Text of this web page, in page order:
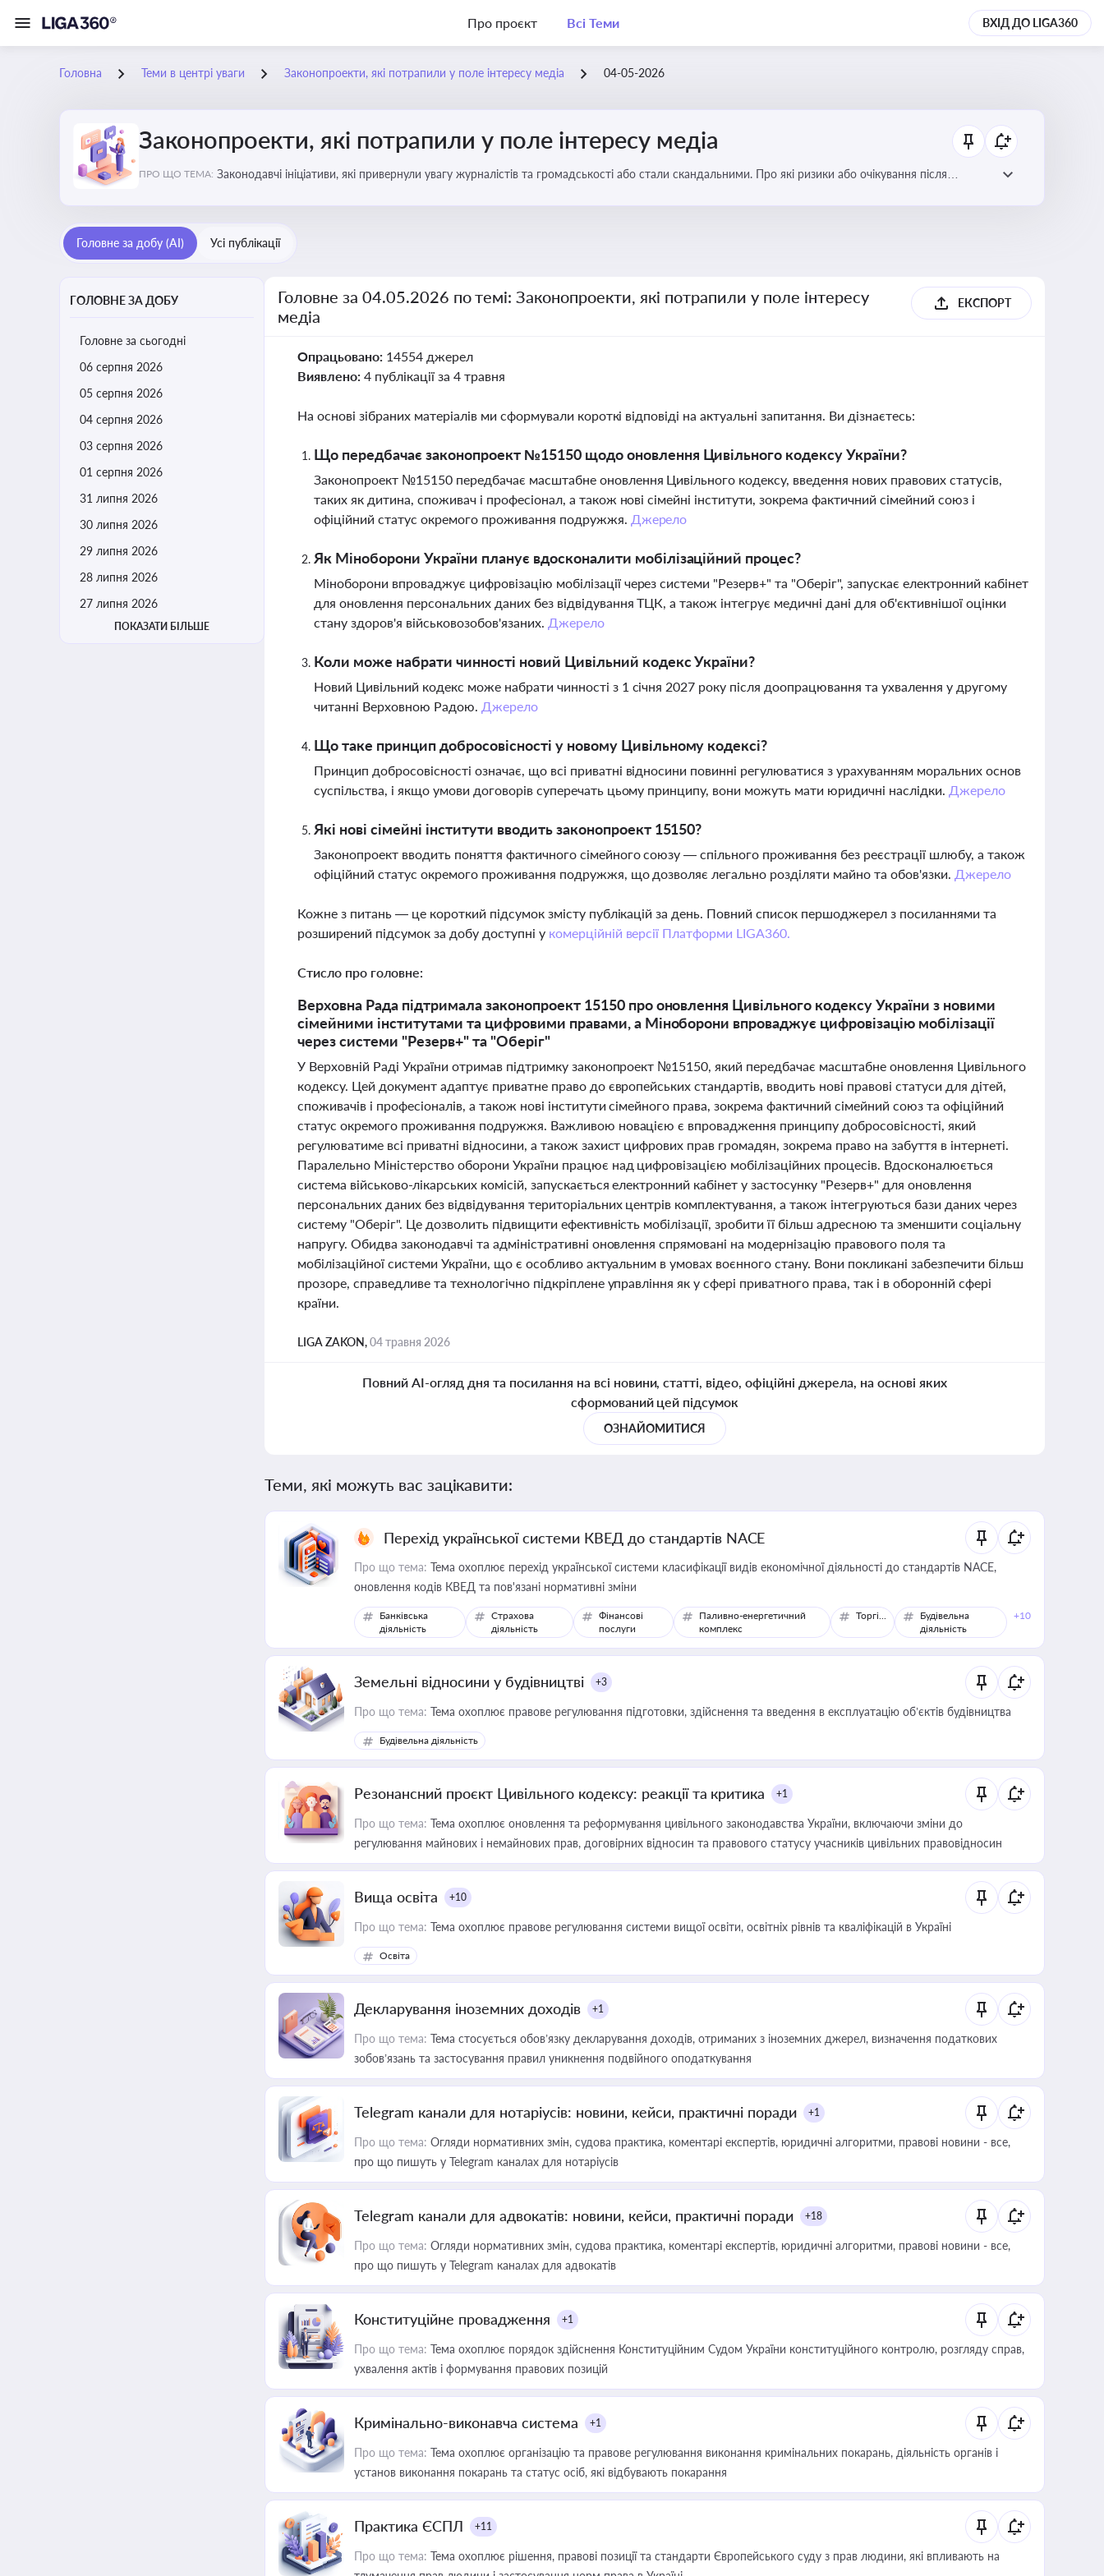
Про проєкт Всі Теми ВХІД ДО LIGA360
Головна Теми в центрі уваги Законопроекти, які потрапили у поле інтересу медіа 04-05-2026
Законопроекти, які потрапили у поле інтересу медіа
ПРО ЩО ТЕМА: Законодавчі ініціативи, які привернули увагу журналістів та громадськості або стали скандальними. Про які ризики або очікування після
Головне за добу (AI) Усі публікації
ГОЛОВНЕ ЗА ДОБУ
Головне за сьогодні
06 серпня 2026
05 серпня 2026
04 серпня 2026
03 серпня 2026
01 серпня 2026
31 липня 2026
30 липня 2026
29 липня 2026
28 липня 2026
27 липня 2026
ПОКАЗАТИ БІЛЬШЕ
Головне за 04.05.2026 по темі: Законопроекти, які потрапили у поле інтересу
медіа
ЕКСПОРТ
Опрацьовано: 14554 джерел
Виявлено: 4 публікації за 4 травня
На основі зібраних матеріалів ми сформували короткі відповіді на актуальні запитання. Ви дізнаєтесь:
Що передбачає законопроект №15150 щодо оновлення Цивільного кодексу України?
Законопроект №15150 передбачає масштабне оновлення Цивільного кодексу, введення нових правових статусів,
таких як дитина, споживач і професіонал, а також нові сімейні інститути, зокрема фактичний сімейний союз і
офіційний статус окремого проживання подружжя. Джерело
Як Міноборони України планує вдосконалити мобілізаційний процес?
Міноборони впроваджує цифровізацію мобілізації через системи "Резерв+" та "Оберіг", запускає електронний кабінет
для оновлення персональних даних без відвідування ТЦК, а також інтегрує медичні дані для об'єктивнішої оцінки
стану здоров'я військовозобов'язаних. Джерело
Коли може набрати чинності новий Цивільний кодекс України?
Новий Цивільний кодекс може набрати чинності з 1 січня 2027 року після доопрацювання та ухвалення у другому
читанні Верховною Радою. Джерело
Що таке принцип добросовісності у новому Цивільному кодексі?
Принцип добросовісності означає, що всі приватні відносини повинні регулюватися з урахуванням моральних основ
суспільства, і якщо умови договорів суперечать цьому принципу, вони можуть мати юридичні наслідки. Джерело
Які нові сімейні інститути вводить законопроект 15150?
Законопроект вводить поняття фактичного сімейного союзу — спільного проживання без реєстрації шлюбу, а також
офіційний статус окремого проживання подружжя, що дозволяє легально розділяти майно та обов'язки. Джерело
Кожне з питань — це короткий підсумок змісту публікацій за день. Повний список першоджерел з посиланнями та
розширений підсумок за добу доступні у комерційній версії Платформи LIGA360.
Стисло про головне:
Верховна Рада підтримала законопроект 15150 про оновлення Цивільного кодексу України з новими
сімейними інститутами та цифровими правами, а Міноборони впроваджує цифровізацію мобілізації
через системи "Резерв+" та "Оберіг"
У Верховній Раді України отримав підтримку законопроект №15150, який передбачає масштабне оновлення Цивільного
кодексу. Цей документ адаптує приватне право до європейських стандартів, вводить нові правові статуси для дітей,
споживачів і професіоналів, а також нові інститути сімейного права, зокрема фактичний сімейний союз та офіційний
статус окремого проживання подружжя. Важливою новацією є впровадження принципу добросовісності, який
регулюватиме всі приватні відносини, а також захист цифрових прав громадян, зокрема право на забуття в інтернеті.
Паралельно Міністерство оборони України працює над цифровізацією мобілізаційних процесів. Вдосконалюється
система військово-лікарських комісій, запускається електронний кабінет у застосунку "Резерв+" для оновлення
персональних даних без відвідування територіальних центрів комплектування, а також інтегруються бази даних через
систему "Оберіг". Це дозволить підвищити ефективність мобілізації, зробити її більш адресною та зменшити соціальну
напругу. Обидва законодавчі та адміністративні оновлення спрямовані на модернізацію правового поля та
мобілізаційної системи України, що є особливо актуальним в умовах воєнного стану. Вони покликані забезпечити більш
прозоре, справедливе та технологічно підкріплене управління як у сфері приватного права, так і в оборонній сфері
країни.
LIGA ZAKON,04 травня 2026
Повний AI-огляд дня та посилання на всі новини, статті, відео, офіційні джерела, на основі яких
сформований цей підсумок
ОЗНАЙОМИТИСЯ
Теми, які можуть вас зацікавити:
Перехід української системи КВЕД до стандартів NACE
Про що тема: Тема охоплює перехід української системи класифікації видів економічної діяльності до стандартів NACE,
оновлення кодів КВЕД та пов'язані нормативні зміни
Банківська
діяльність
Страхова
діяльність
Фінансові
послуги
Паливно-енергетичний
комплекс
Торгівля
Будівельна
діяльність
+10
Земельні відносини у будівництві +3
Про що тема: Тема охоплює правове регулювання підготовки, здійснення та введення в експлуатацію об’єктів будівництва
Будівельна діяльність
Резонансний проєкт Цивільного кодексу: реакції та критика +1
Про що тема: Тема охоплює оновлення та реформування цивільного законодавства України, включаючи зміни до
регулювання майнових і немайнових прав, договірних відносин та правового статусу учасників цивільних правовідносин
Вища освіта +10
Про що тема: Тема охоплює правове регулювання системи вищої освіти, освітніх рівнів та кваліфікацій в Україні
Освіта
Декларування іноземних доходів +1
Про що тема: Тема стосується обов’язку декларування доходів, отриманих з іноземних джерел, визначення податкових
зобов’язань та застосування правил уникнення подвійного оподаткування
Telegram канали для нотаріусів: новини, кейси, практичні поради +1
Про що тема: Огляди нормативних змін, судова практика, коментарі експертів, юридичні алгоритми, правові новини - все,
про що пишуть у Telegram каналах для нотаріусів
Telegram канали для адвокатів: новини, кейси, практичні поради +18
Про що тема: Огляди нормативних змін, судова практика, коментарі експертів, юридичні алгоритми, правові новини - все,
про що пишуть у Telegram каналах для адвокатів
Конституційне провадження +1
Про що тема: Тема охоплює порядок здійснення Конституційним Судом України конституційного контролю, розгляду справ,
ухвалення актів і формування правових позицій
Кримінально-виконавча система +1
Про що тема: Тема охоплює організацію та правове регулювання виконання кримінальних покарань, діяльність органів і
установ виконання покарань та статус осіб, які відбувають покарання
Практика ЄСПЛ +11
Про що тема: Тема охоплює рішення, правові позиції та стандарти Європейського суду з прав людини, які впливають на